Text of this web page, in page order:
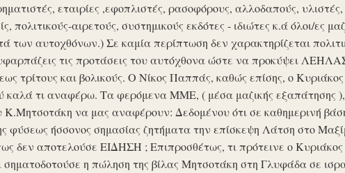
εταιρίες ,εφοπλιστές, ρασοφόρους, αλλοδαπούς,
πολιτικούς-αιρετούς, συστημικούς εκδότες - ιδιώτες κ.ά όλοι/ες
αυτοχθόνων.) Σε καμία περίπτωση δεν χαρακτηρίζεται
τις προτάσεις του αυτόχθονα ώστε να προκύψει
τρίτους και βολικούς. Ο Νίκος Παππάς, καθώς επίσης, ο
καλά τι αναφέρω. Τα φερόμενα ΜΜΕ, ( μέσα μαζικής εξαπάτησης
να μας αναφέρουν: Δεδομένου ότι σε καθημερινή
φύσεως ήσσονος σημασίας ζητήματα την επίσκεψη Λάτση στο
δεν αποτελούσε ΕΙΔΗΣΗ ; Επιπροσθέτως, τι πρότεινε ο
σηματοδοτούσε η πώληση της βίλας Μητσοτάκη στη Γλυφάδα σε